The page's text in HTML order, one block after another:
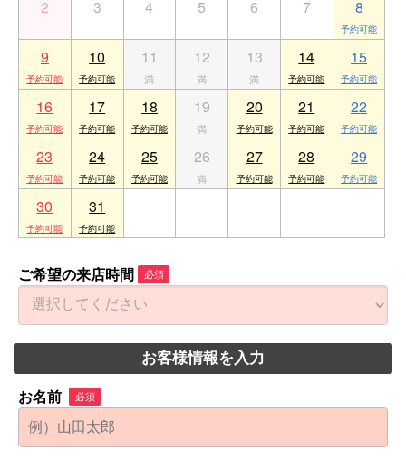
2 3 4 5 6 7 8
9 10 11 12 13 14 15
16 17 18 19 20 21 22
23 24 25 26 27 28 29
30 31
ご希望の来店時間 必須
お客様情報を入力
お名前 必須